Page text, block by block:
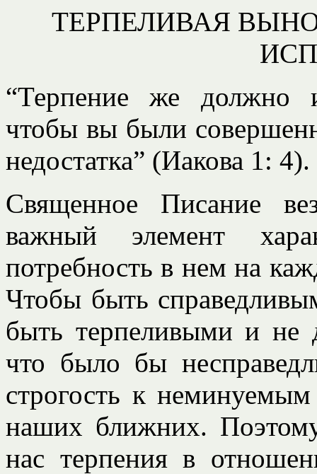
ТЕРПЕЛИВАЯ
“Терпение же должно
чтобы вы были
недостатка” (Иакова 1: 4).
Священное Писание
важный элемент
потребность в нем на
Чтобы быть
быть терпеливыми и не
что было бы
строгость к
наших ближних.
нас терпения в